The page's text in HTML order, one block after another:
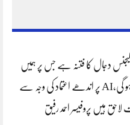
دجال کا فتنہ ہے جس پر ہمیں
فتح حاصل ہو گی،AI پر اندھے اعتماد کی وجہ سے
ہیں پروفیسر احمد رفیق